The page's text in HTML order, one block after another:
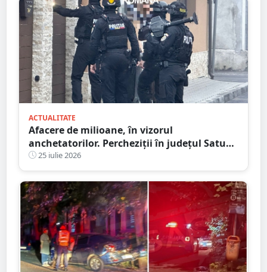
ACTUALITATE
Afacere de milioane, în vizorul
anchetatorilor. Percheziții în județul Satu
Mare, mai multe rețineri
25 iulie 2026